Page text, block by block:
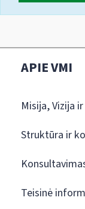
APIE VMI
Misija, Vizija
Struktūra ir
Teisinė